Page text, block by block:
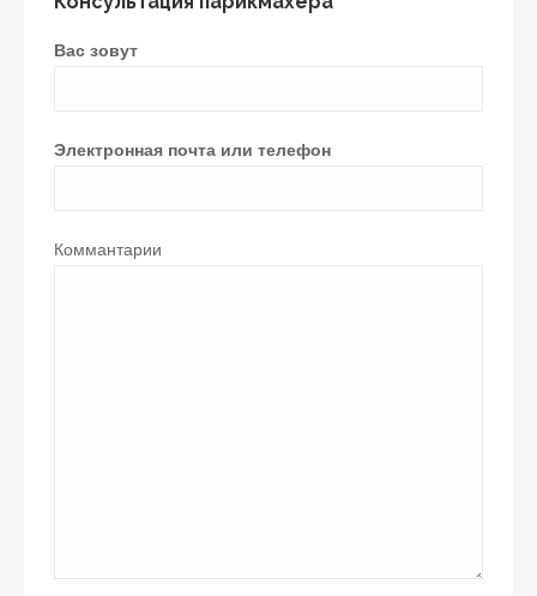
Вас зовут
Электронная почта или телефон
Коммантарии